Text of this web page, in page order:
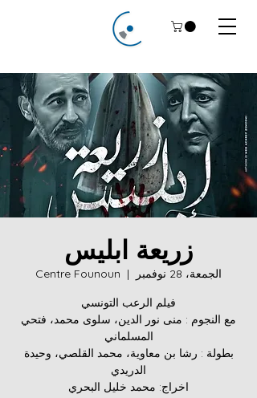
زريعة ابليس
الجمعة، 28 نوفمبر
  |
Centre Founoun
مع النجوم : منى نور الدين، سلوى محمد، فتحي
بطولة : رشا بن معاوية، محمد القلصي، وحيدة
اخراج: محمد خليل البحري